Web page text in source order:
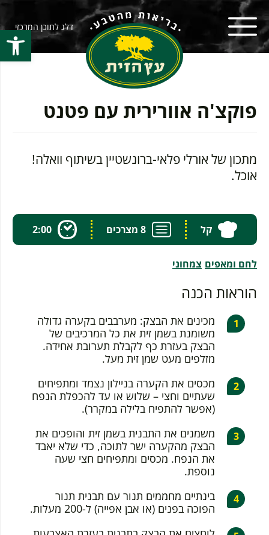
פתח
דלג לתוכן המרכזי
פוקצ'ה אוורירית עם פטנט
מתכון של אורלי פלאי-ברונשטיין בשיתוף וואלה!
אוכל.
קל 8 מצרכים 2:00
לחם ומאפים צמחוני
הוראות הכנה
מכינים את הבצק: מערבבים בקערה גדולה
משומנת בשמן זית את כל המרכיבים של
הבצק בעזרת כף לקבלת תערובת אחידה.
מזלפים מעט שמן זית מעל.
מכסים את הקערה בניילון נצמד ומתפיחים
שעתיים וחצי – שלוש או עד להכפלת הנפח
(אפשר להתפיח בלילה במקרר).
משמנים את התבנית בשמן זית והופכים את
הבצק מהקערה ישר לתוכה, כדי שלא יאבד
את הנפח. מכסים ומתפיחים חצי שעה
נוספת.
בינתיים מחממים תנור עם תבנית תנור
הפוכה בפנים (או אבן אפייה) ל-200 מעלות.